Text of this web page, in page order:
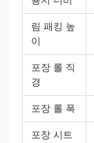
림 패킹 높
이
포장 롤 직
경
포장 롤 폭
포장 시트